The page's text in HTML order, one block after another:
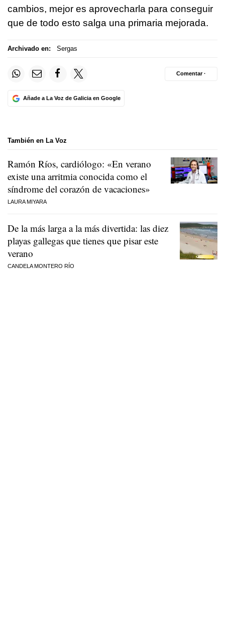
cambios, mejor es aprovecharla para conseguir
que de todo esto salga una primaria mejorada.
Archivado en: Sergas
Añade a La Voz de Galicia en Google
Comentar ·
También en La Voz
Ramón Ríos, cardiólogo: «En verano
existe una arritmia conocida como el
síndrome del corazón de vacaciones»
LAURA MIYARA
De la más larga a la más divertida: las diez
playas gallegas que tienes que pisar este
verano
CANDELA MONTERO RÍO